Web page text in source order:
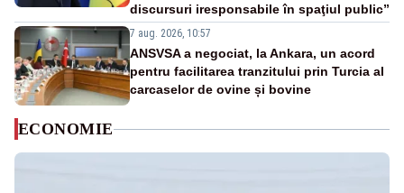
discursuri iresponsabile în spaţiul public”
7 aug. 2026, 10:57
ANSVSA a negociat, la Ankara, un acord
pentru facilitarea tranzitului prin Turcia al
carcaselor de ovine și bovine
ECONOMIE